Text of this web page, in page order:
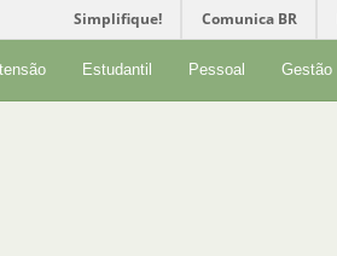
Simplifique! Comunica BR
Estudantil Pessoal Gestão